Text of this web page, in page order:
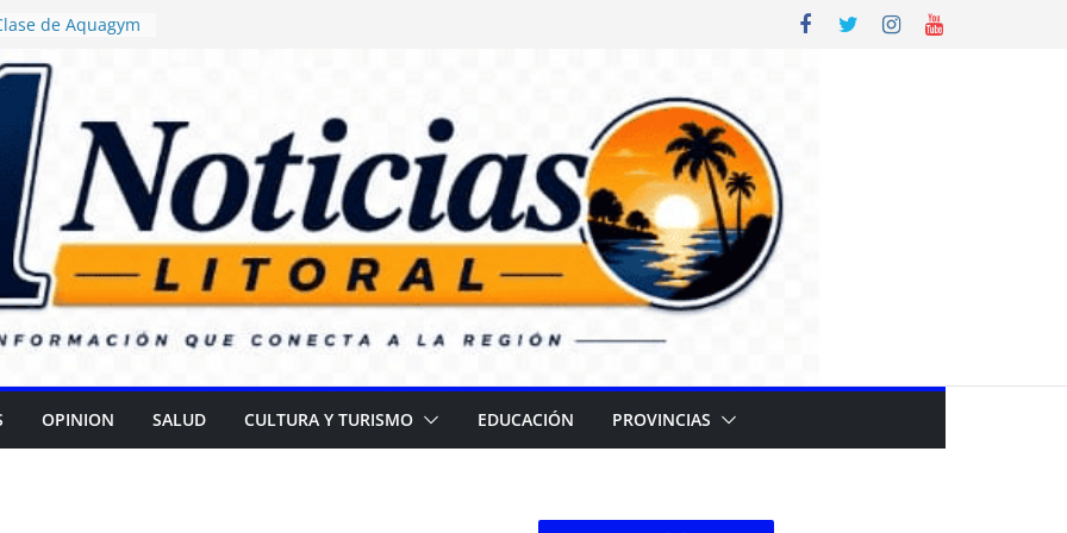
de Aquagym
ordenó
alimentos con
en escuelas
Rossi
Centro de Salud
para
Día de las
OPINION SALUD CULTURA Y TURISMO EDUCACIÓN PROVINCIAS